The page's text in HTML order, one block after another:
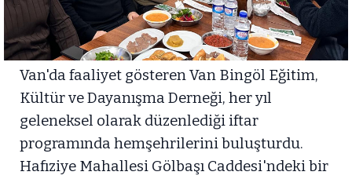
Van'da faaliyet gösteren Van Bingöl Eğitim,
Kültür ve Dayanışma Derneği, her yıl
geleneksel olarak düzenlediği iftar
programında hemşehrilerini buluşturdu.
Hafıziye Mahallesi Gölbaşı Caddesi'ndeki bir